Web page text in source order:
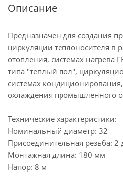
Описание
Предназначен для создания
циркуляции теплоносителя в
отопления, системах нагрева
типа "теплый пол",
системах кондиционирования,
охлаждения промышленного
Технические характеристики:
Номинальный диаметр: 32
Присоединительная резьба: 2
Монтажная длина: 180 мм
Напор: 8 м